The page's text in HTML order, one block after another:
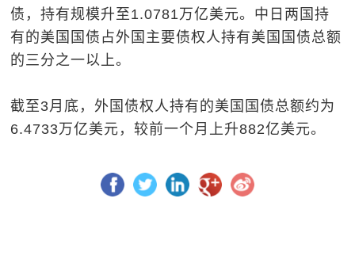
债，持有规模升至1.0781万亿美元。中日两国持
有的美国国债占外国主要债权人持有美国国债总额
的三分之一以上。
截至3月底，外国债权人持有的美国国债总额约为
6.4733万亿美元，较前一个月上升882亿美元。